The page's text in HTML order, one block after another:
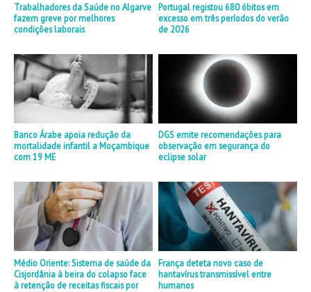
Trabalhadores da Saúde no Algarve
fazem greve por melhores
condições laborais
Portugal registou 680 óbitos em
excesso em três períodos do verão
de 2026
Banco Árabe apoia redução da
mortalidade infantil a Moçambique
com 19 ME
DGS emite recomendações para
observação em segurança do
eclipse solar
Médio Oriente: Sistema de saúde da
Cisjordânia à beira do colapso face
à retenção de receitas fiscais por
França deteta novo caso de
hantavírus transmissível entre
humanos